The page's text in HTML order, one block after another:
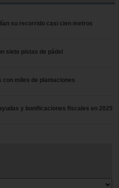
su recorrido casi cien metros
siete pistas de pádel
con miles de plantaciones
y bonificaciones fiscales en 2025